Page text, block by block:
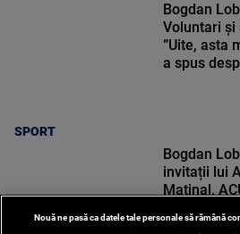
SPORT
Bogdan
Voluntari și
”Uite, asta
a spus
Bogdan
invitații lui
Matinal,
Nouă ne pasă ca datele tale personale să rămână